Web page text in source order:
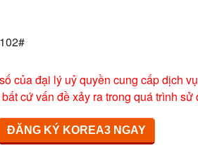
của đại lý uỷ quyền cung cấp dịch
cứ vấn đề xảy ra trong quá trình sử
ĐĂNG KÝ KOREA3 NGAY